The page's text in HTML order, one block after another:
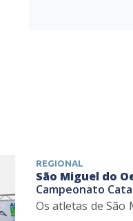
REGIONAL
São Miguel do
Campeonato
Os atletas de São